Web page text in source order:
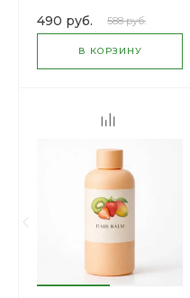
490 руб.
588 руб.
В КОРЗИНУ